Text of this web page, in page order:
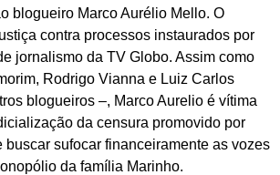
blogueiro Marco Aurélio Mello. O
contra processos instaurados por
jornalismo da TV Globo. Assim como
Rodrigo Vianna e Luiz Carlos
blogueiros –, Marco Aurelio é vítima
da censura promovido por
buscar sufocar financeiramente as vozes
da família Marinho.